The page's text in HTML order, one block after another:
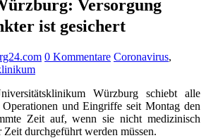
Versorgung
ist gesichert
0 Kommentare Coronavirus,
Würzburg schiebt alle
und Eingriffe seit Montag den
Zeit auf, wenn sie nicht medizinisch
durchgeführt werden müssen.